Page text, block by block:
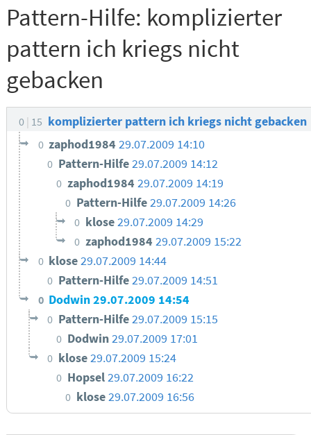
Pattern-Hilfe: komplizierter
pattern ich kriegs nicht
gebacken
0 15 komplizierter pattern ich kriegs nicht gebacken
0 zaphod198429.07.2009 14:10
0 Pattern-Hilfe29.07.2009 14:12
0 zaphod1984 29.07.2009 14:19
0 Pattern-Hilfe29.07.2009 14:26
0 klose29.07.2009 14:29
0 zaphod198429.07.2009 15:22
0 klose29.07.2009 14:44
0 Pattern-Hilfe29.07.2009 14:51
0 Dodwin29.07.2009 14:54
0 Pattern-Hilfe29.07.2009 15:15
0 Dodwin29.07.2009 17:01
0 klose29.07.2009 15:24
0 Hopsel29.07.2009 16:22
0 klose29.07.2009 16:56